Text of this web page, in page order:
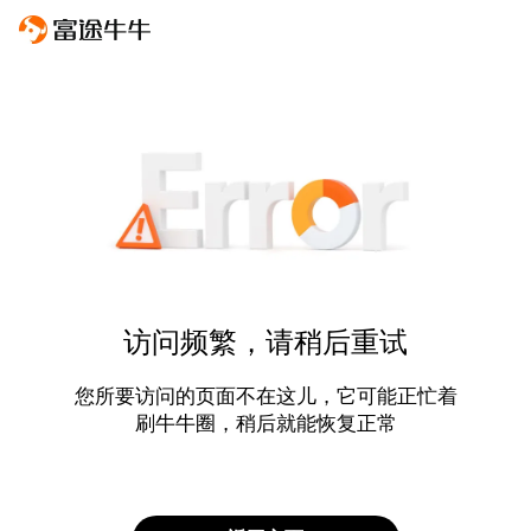
访问频繁，请稍后重试
您所要访问的页面不在这儿，它可能正忙着
刷牛牛圈，稍后就能恢复正常